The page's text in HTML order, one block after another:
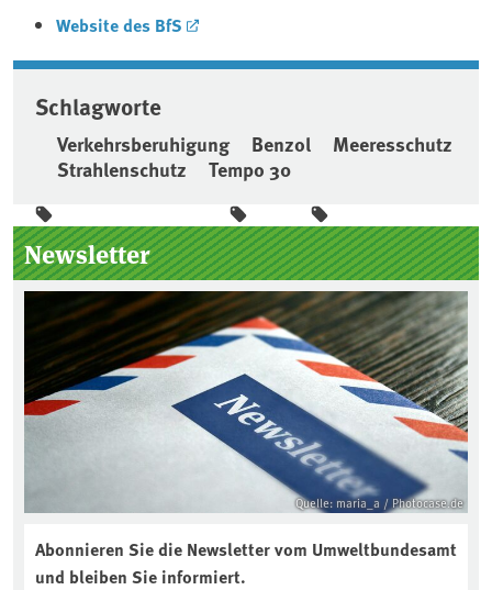
Website des BfS
Schlagworte
Verkehrsberuhigung Benzol
Meeresschutz
Strahlenschutz
Tempo 30
Seitenleiste
Newsletter
Quelle: maria_a / Photocase.de
Abonnieren Sie die Newsletter vom Umweltbundesamt
und bleiben Sie informiert.